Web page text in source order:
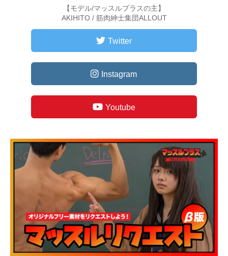
【モデル/マッスルプラスの主】
AKIHITO / 筋肉紳士集団ALLOUT
Twitter
Instagram
Youtube